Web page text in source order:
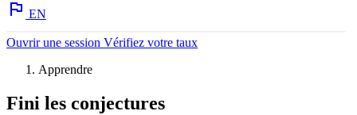
EN
Ouvrir une session Vérifiez votre taux
Apprendre
Fini les conjectures